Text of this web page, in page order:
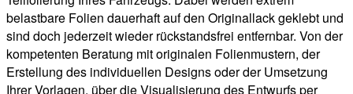
belastbare Folien dauerhaft auf den Originallack geklebt und
sind doch jederzeit wieder rückstandsfrei entfernbar. Von der
kompetenten Beratung mit originalen Folienmustern, der
Erstellung des individuellen Designs oder der Umsetzung
Ihrer Vorlagen, über die Visualisierung des Entwurfs per